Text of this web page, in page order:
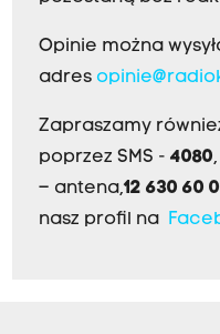
Opinie można
adres
Zapraszamy
poprzez SMS - 4080
– antena,12 630 60
nasz profil na